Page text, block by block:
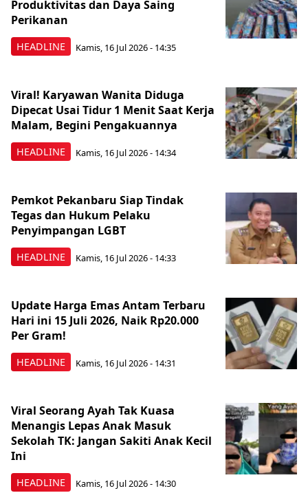
HEADLINE
Produktivitas dan Daya Saing
Perikanan
Kamis, 16 Jul 2026 - 14:35
HEADLINE
Viral! Karyawan Wanita Diduga
Dipecat Usai Tidur 1 Menit Saat Kerja
Malam, Begini Pengakuannya
Kamis, 16 Jul 2026 - 14:34
HEADLINE
Pemkot Pekanbaru Siap Tindak
Tegas dan Hukum Pelaku
Penyimpangan LGBT
Kamis, 16 Jul 2026 - 14:33
HEADLINE
Update Harga Emas Antam Terbaru
Hari ini 15 Juli 2026, Naik Rp20.000
Per Gram!
Kamis, 16 Jul 2026 - 14:31
HEADLINE
Viral Seorang Ayah Tak Kuasa
Menangis Lepas Anak Masuk
Sekolah TK: Jangan Sakiti Anak Kecil
Ini
Kamis, 16 Jul 2026 - 14:30